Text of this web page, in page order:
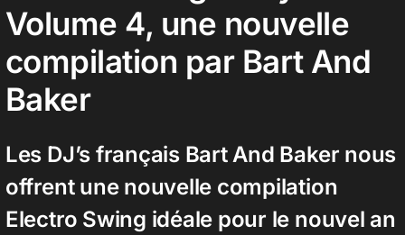
Contact
Volume 4, une nouvelle
compilation par Bart And
Baker
Les DJ’s français Bart And Baker nous
offrent une nouvelle compilation
Electro Swing idéale pour le nouvel an